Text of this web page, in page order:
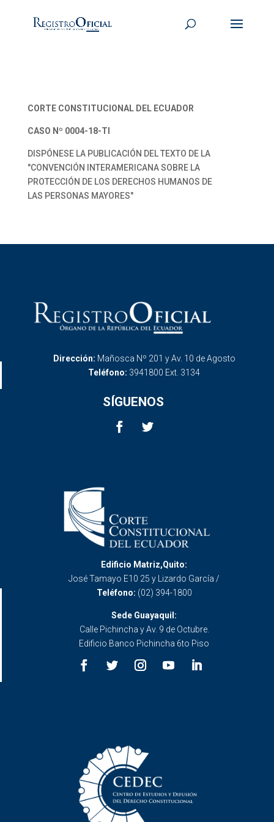
CORTE CONSTITUCIONAL DEL ECUADOR
CASO Nº 0004-18-TI
DISPÓNESE LA PUBLICACIÓN DEL TEXTO DE LA
"CONVENCIÓN INTERAMERICANA SOBRE LA
PROTECCIÓN DE LOS DERECHOS HUMANOS DE
LAS PERSONAS MAYORES"
Dirección: Mañosca Nº 201 y Av. 10 de Agosto
Teléfono: 3941800 Ext. 3134
SÍGUENOS
Edificio Matriz,Quito:
José Tamayo E10 25 y Lizardo García /
Teléfono: (02) 394-1800
Sede Guayaquil:
Calle Pichincha y Av. 9 de Octubre.
Edificio Banco Pichincha 6to Piso